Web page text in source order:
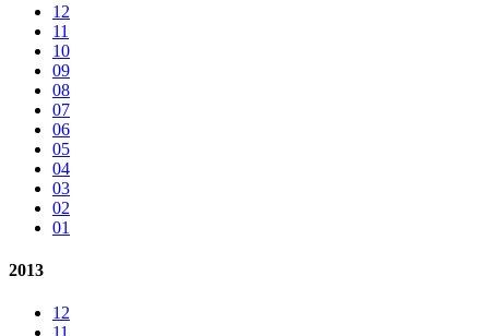
12
11
10
09
08
07
06
05
04
03
02
01
2013
12
11